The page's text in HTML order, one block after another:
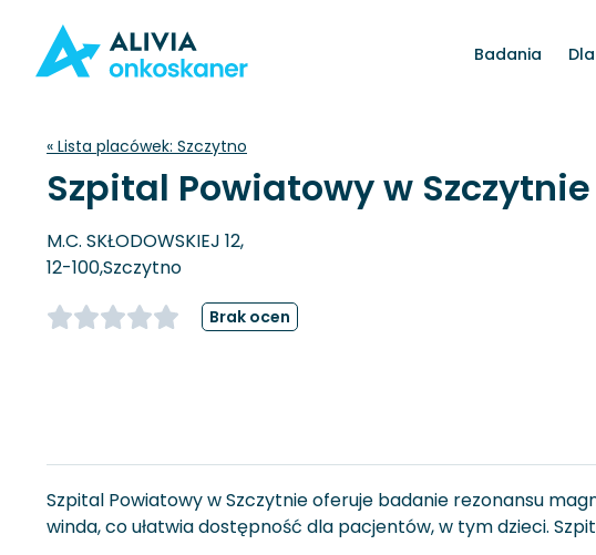
Badania
« Lista placówek: Szczytno
Szpital Powiatowy w Szczytnie
M.C. SKŁODOWSKIEJ 12,
12-100,Szczytno
Brak ocen
Szpital Powiatowy w Szczytnie oferuje badanie rezonansu
winda, co ułatwia dostępność dla pacjentów, w tym dzieci.